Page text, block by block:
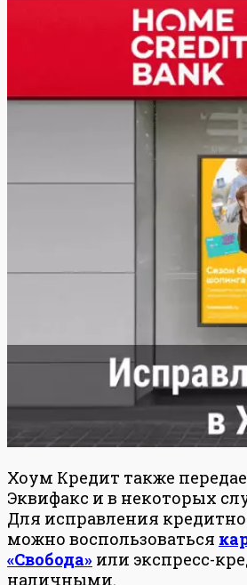
Хоум Кредит также
Эквифакс и в некоторых
Для исправления
можно воспользоваться
«Свобода» или экспресс-
наличными.